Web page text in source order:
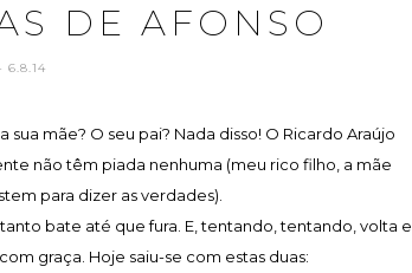
DE AFONSO
- 6.8.14
mãe? O seu pai? Nada disso! O Ricardo Araújo
não têm piada nenhuma (meu rico filho, a mãe
para dizer as verdades).
bate até que fura. E, tentando, tentando, volta e
graça. Hoje saiu-se com estas duas: